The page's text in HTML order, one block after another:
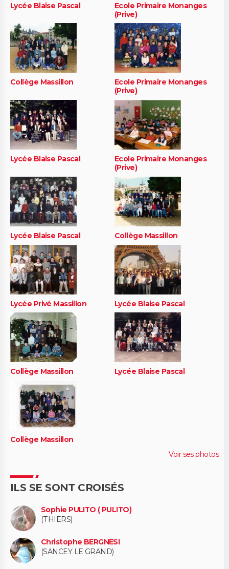
Lycée Blaise Pascal
Ecole Primaire Monanges
(Prive)
Collège Massillon
Ecole Primaire Monanges
(Prive)
Lycée Blaise Pascal
Ecole Primaire Monanges
(Prive)
Lycée Blaise Pascal Collège Massillon
Lycée Privé Massillon Lycée Blaise Pascal
Collège Massillon Lycée Blaise Pascal
Collège Massillon
Voir ses photos
ILS SE SONT CROISÉS
Sophie PULITO ( PULITO)
(THIERS)
Christophe BERGNESI
(SANCEY LE GRAND)